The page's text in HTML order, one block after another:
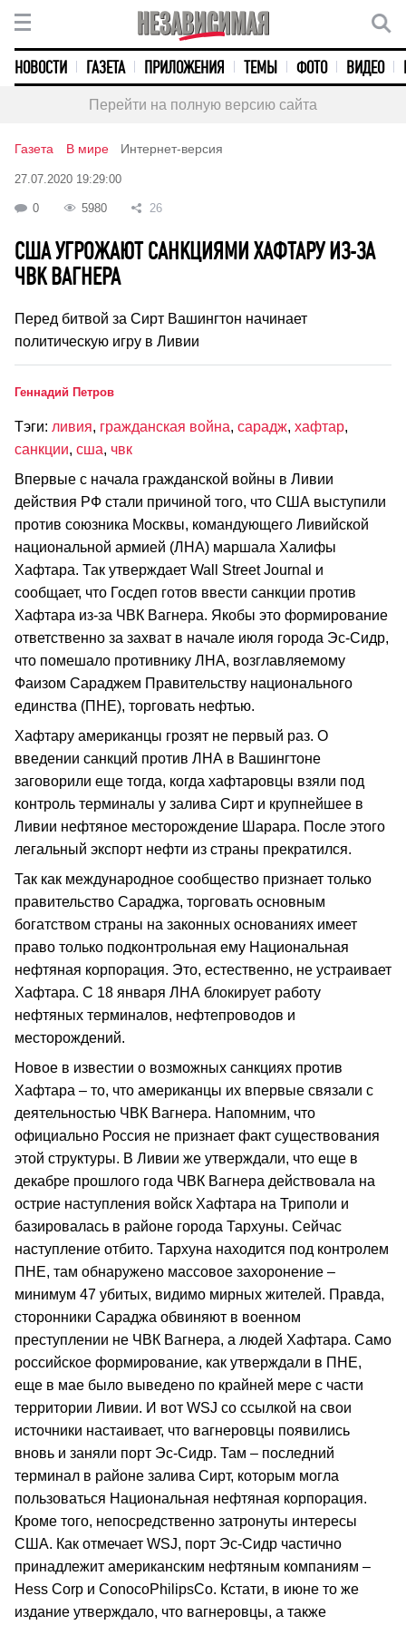
НОВОСТИ ГАЗЕТА ПРИЛОЖЕНИЯ ТЕМЫ ФОТО ВИДЕО
Перейти на полную версию сайта
Газета В мире Интернет-версия
27.07.2020 19:29:00
0 5980 26
США УГРОЖАЮТ САНКЦИЯМИ ХАФТАРУ ИЗ-ЗА
ЧВК ВАГНЕРА
Перед битвой за Сирт Вашингтон начинает
политическую игру в Ливии
Геннадий Петров
Тэги: ливия, гражданская война, сарадж, хафтар,
санкции, сша, чвк
Впервые с начала гражданской войны в Ливии
действия РФ стали причиной того, что США выступили
против союзника Москвы, командующего Ливийской
национальной армией (ЛНА) маршала Халифы
Хафтара. Так утверждает Wall Street Journal и
сообщает, что Госдеп готов ввести санкции против
Хафтара из-за ЧВК Вагнера. Якобы это формирование
ответственно за захват в начале июля города Эс-Сидр,
что помешало противнику ЛНА, возглавляемому
Фаизом Сараджем Правительству национального
единства (ПНЕ), торговать нефтью.
Хафтару американцы грозят не первый раз. О
введении санкций против ЛНА в Вашингтоне
заговорили еще тогда, когда хафтаровцы взяли под
контроль терминалы у залива Сирт и крупнейшее в
Ливии нефтяное месторождение Шарара. После этого
легальный экспорт нефти из страны прекратился.
Так как международное сообщество признает только
правительство Сараджа, торговать основным
богатством страны на законных основаниях имеет
право только подконтрольная ему Национальная
нефтяная корпорация. Это, естественно, не устраивает
Хафтара. С 18 января ЛНА блокирует работу
нефтяных терминалов, нефтепроводов и
месторождений.
Новое в известии о возможных санкциях против
Хафтара – то, что американцы их впервые связали с
деятельностью ЧВК Вагнера. Напомним, что
официально Россия не признает факт существования
этой структуры. В Ливии же утверждали, что еще в
декабре прошлого года ЧВК Вагнера действовала на
острие наступления войск Хафтара на Триполи и
базировалась в районе города Тархуны. Сейчас
наступление отбито. Тархуна находится под контролем
ПНЕ, там обнаружено массовое захоронение –
минимум 47 убитых, видимо мирных жителей. Правда,
сторонники Сараджа обвиняют в военном
преступлении не ЧВК Вагнера, а людей Хафтара. Само
российское формирование, как утверждали в ПНЕ,
еще в мае было выведено по крайней мере с части
территории Ливии. И вот WSJ со ссылкой на свои
источники настаивает, что вагнеровцы появились
вновь и заняли порт Эс-Сидр. Там – последний
терминал в районе залива Сирт, которым могла
пользоваться Национальная нефтяная корпорация.
Кроме того, непосредственно затронуты интересы
США. Как отмечает WSJ, порт Эс-Сидр частично
принадлежит американским нефтяным компаниям –
Hess Corp и ConocoPhilipsCo. Кстати, в июне то же
издание утверждало, что вагнеровцы, а также